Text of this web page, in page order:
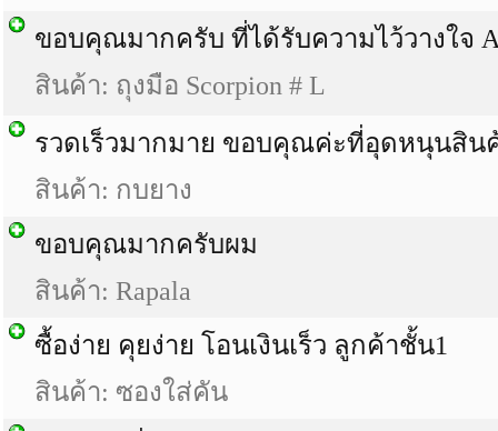
ขอบคุณมากครับ ที่ได้รับความไว้วางใจ
สินค้า: ถุงมือ Scorpion # L
รวดเร็วมากมาย ขอบคุณค่ะที่อุดหนุนสิน
สินค้า: กบยาง
ขอบคุณมากครับผม
สินค้า: Rapala
ซื้อง่าย คุยง่าย โอนเงินเร็ว ลูกค้าชั้น1
สินค้า: ซองใส่คัน